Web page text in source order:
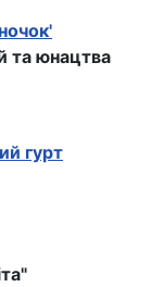
та юнацтва
гурт